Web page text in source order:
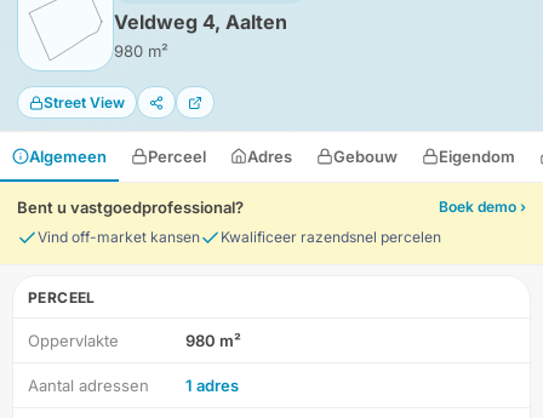
Veldweg 4, Aalten
980 m²
Street View
Algemeen Perceel Adres Gebouw Eigendom
Bent u vastgoedprofessional?
Boek demo ›
Vind off-market kansen
Kwalificeer razendsnel percelen
PERCEEL
Oppervlakte 980 m²
Aantal adressen 1 adres